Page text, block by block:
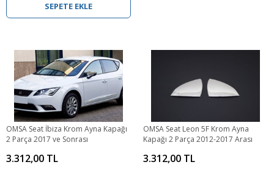
SEPETE EKLE
OMSA Seat İbiza Krom Ayna Kapağı
2 Parça 2017 ve Sonrası
3.312,00 TL
OMSA Seat Leon 5F Krom Ayna
Kapağı 2 Parça 2012-2017 Arası
3.312,00 TL